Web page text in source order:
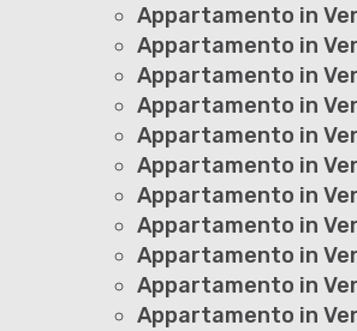
Appartamento in
Appartamento in
Appartamento in
Appartamento in
Appartamento in
Appartamento in
Appartamento in
Appartamento in
Appartamento in
Appartamento in
Appartamento in